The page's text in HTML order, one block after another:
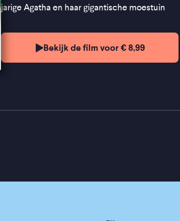
jarige Agatha en haar gigantische moestuin
Bekijk de film voor € 8,99